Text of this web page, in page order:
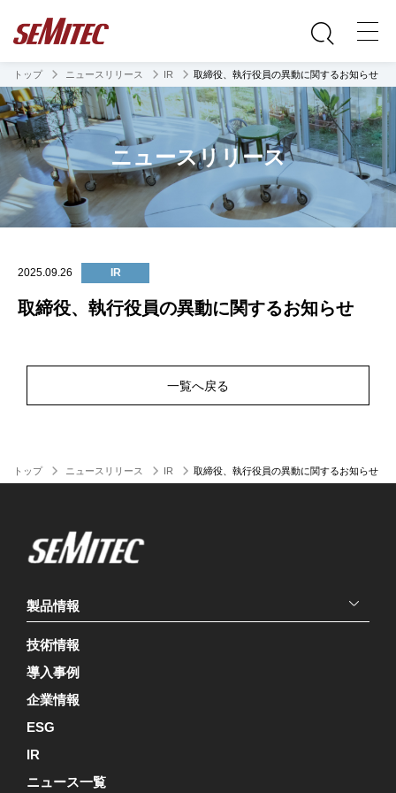
トップ ニュースリリース IR 取締役、執行役員の異動に関するお知らせ
ニュースリリース
2025.09.26 IR
取締役、執行役員の異動に関するお知らせ
一覧へ戻る
トップ ニュースリリース IR 取締役、執行役員の異動に関するお知らせ
製品情報
技術情報
導入事例
企業情報
ESG
IR
ニュース一覧